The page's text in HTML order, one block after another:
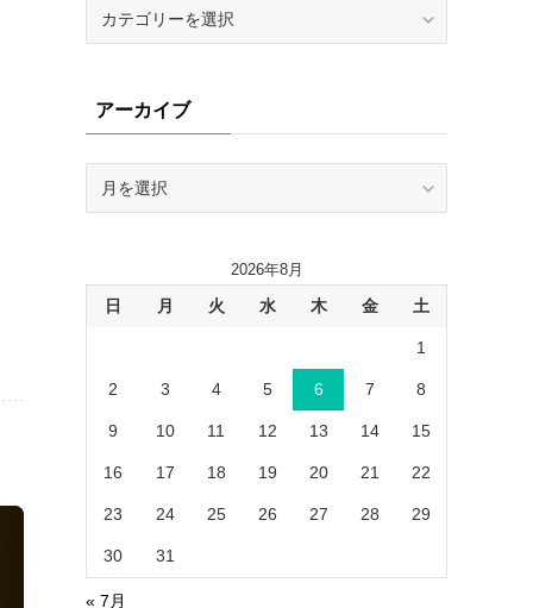
ーアーカイブ
2026年8月
日 月 火 水 木 金 土
1
2 3 4 5 6 7 8
9 10 11 12 13 14 15
16 17 18 19 20 21 22
23 24 25 26 27 28 29
30 31
« 7月